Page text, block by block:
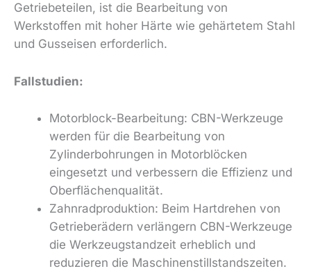
Getriebeteilen, ist die Bearbeitung von
Werkstoffen mit hoher Härte wie gehärtetem Stahl
und Gusseisen erforderlich.
Fallstudien:
Motorblock-Bearbeitung: CBN-Werkzeuge
werden für die Bearbeitung von
Zylinderbohrungen in Motorblöcken
eingesetzt und verbessern die Effizienz und
Oberflächenqualität.
Zahnradproduktion: Beim Hartdrehen von
Getrieberädern verlängern CBN-Werkzeuge
die Werkzeugstandzeit erheblich und
reduzieren die Maschinenstillstandszeiten.